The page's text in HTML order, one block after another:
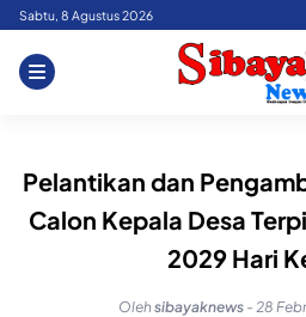
Skip
content
Sabtu, 8 Agustus 2026
Pelantikan dan
Calon Kepala Desa
2029 Hari
Olehsibayaknews - 28